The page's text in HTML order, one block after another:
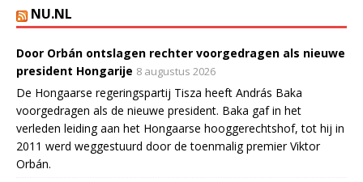
NU.NL
Door Orbán ontslagen rechter voorgedragen als nieuwe
president Hongarije 8 augustus 2026
De Hongaarse regeringspartij Tisza heeft András Baka
voorgedragen als de nieuwe president. Baka gaf in het
verleden leiding aan het Hongaarse hooggerechtshof, tot hij in
2011 werd weggestuurd door de toenmalig premier Viktor
Orbán.